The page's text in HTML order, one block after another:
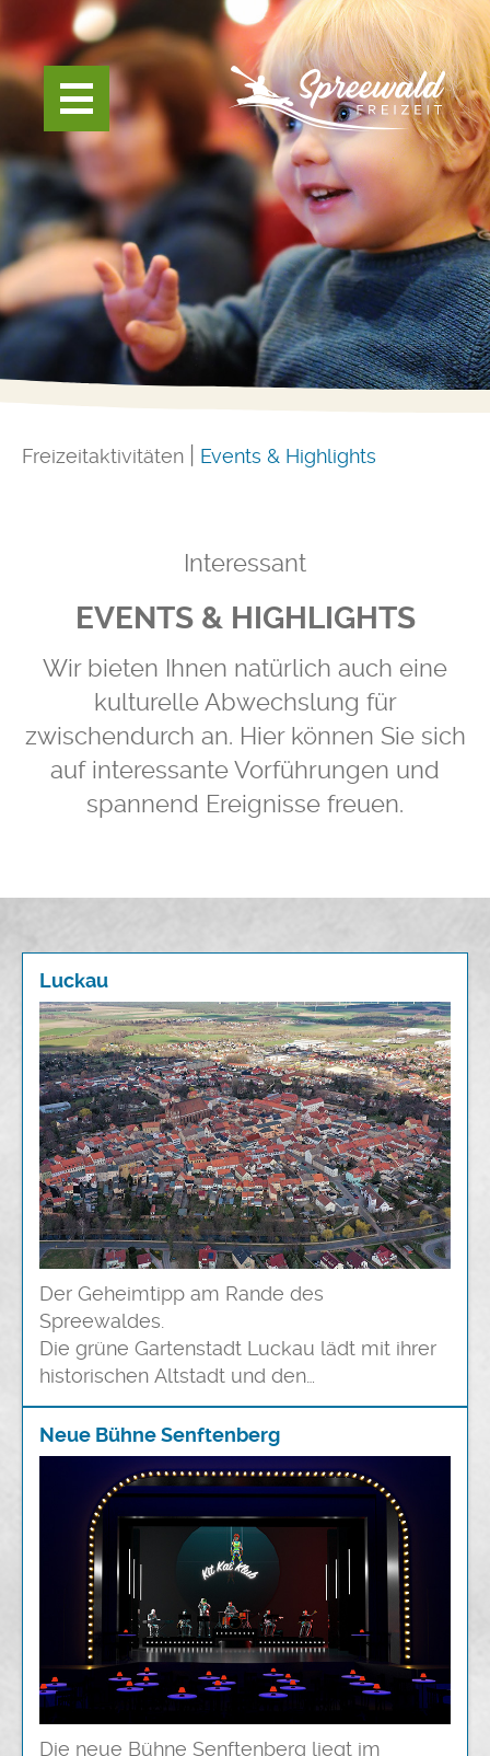
Freizeitaktivitäten Events & Highlights
Interessant
EVENTS & HIGHLIGHTS
Wir bieten Ihnen natürlich auch eine
kulturelle Abwechslung für
zwischendurch an. Hier können Sie sich
auf interessante Vorführungen und
spannend Ereignisse freuen.
Luckau
Der Geheimtipp am Rande des
Spreewaldes.
Die grüne Gartenstadt Luckau lädt mit ihrer
historischen Altstadt und den
wunderschönen Parkanlagen zum Verweilen
ein.
Neue Bühne Senftenberg
Die neue Bühne Senftenberg liegt im